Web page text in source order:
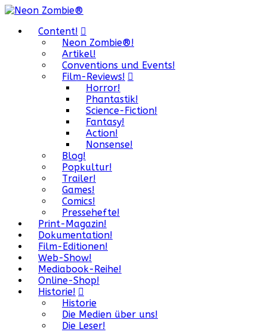
Content!
Neon Zombie®!
Artikel!
Conventions und Events!
Film-Reviews!
Horror!
Phantastik!
Science-Fiction!
Fantasy!
Action!
Nonsense!
Blog!
Popkultur!
Trailer!
Games!
Comics!
Pressehefte!
Print-Magazin!
Dokumentation!
Film-Editionen!
Web-Show!
Mediabook-Reihe!
Online-Shop!
Historie!
Historie
Die Medien über uns!
Die Leser!